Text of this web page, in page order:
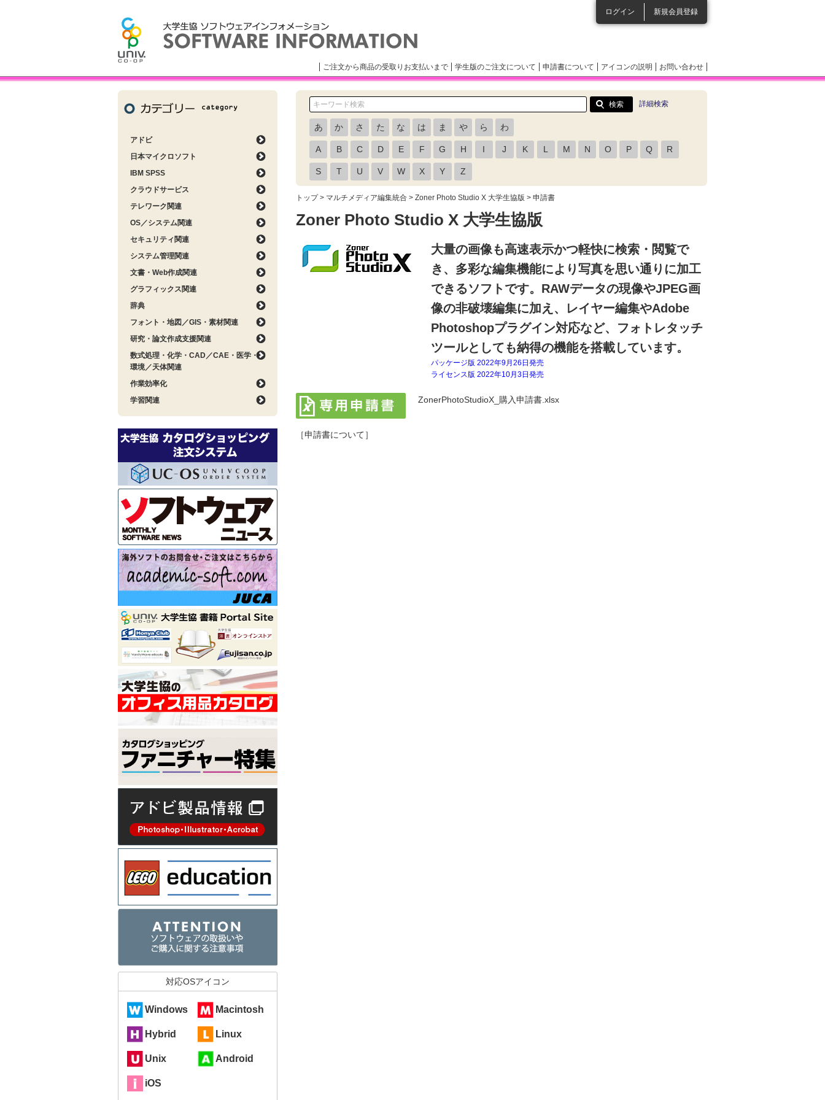
ログイン 新規会員登録
ご注文から商品の受取りお支払いまで 学生版のご注文について 申請書について アイコンの説明 お問い合わせ
詳細検索
あ か さ た な は ま や ら わ
A B C D E F G H I J K L M N O P Q R
S T U V W X Y Z
トップ> マルチメディア編集統合 > Zoner Photo Studio X 大学生協版 > 申請書
Zoner Photo Studio X 大学生協版
大量の画像も高速表示かつ軽快に検索・閲覧で
き、多彩な編集機能により写真を思い通りに加工
できるソフトです。RAWデータの現像やJPEG画
像の非破壊編集に加え、レイヤー編集やAdobe
Photoshopプラグイン対応など、フォトレタッチ
ツールとしても納得の機能を搭載しています。
パッケージ版 2022年9月26日発売
ライセンス版 2022年10月3日発売
ZonerPhotoStudioX_購入申請書.xlsx
［申請書について］
アドビ
日本マイクロソフト
IBM SPSS
クラウドサービス
テレワーク関連
OS／システム関連
セキュリティ関連
システム管理関連
文書・Web作成関連
グラフィックス関連
辞典
フォント・地図／GIS・素材関連
研究・論文作成支援関連
数式処理・化学・CAD／CAE・医学・
環境／天体関連
作業効率化
学習関連
対応OSアイコン
Windows Macintosh
Hybrid Linux
Unix Android
iOS